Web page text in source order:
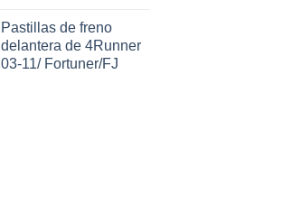
Pastillas de freno
delantera de 4Runner
03-11/ Fortuner/FJ